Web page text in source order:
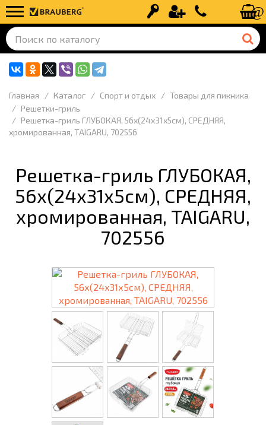
Вход Регистрация+7 (499) 110-
Главная Каталог Спорт и отдых
Товары для пикника
Решетки-гриль
Решетка-гриль ГЛУБОКАЯ, 56х(24х31х5см), СРЕДНЯЯ,
хромированная, TAIGARU, 702556
Решетка-гриль ГЛУБОКАЯ,
56х(24х31х5см), СРЕДНЯЯ,
хромированная, TAIGARU,
702556